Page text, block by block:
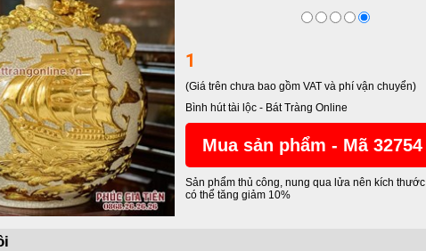
1
(Giá trên chưa bao gồm VAT và phí vận chuyển)
Bình hút tài lộc - Bát Tràng Online
Mua sản phẩm - Mã 32754
Sản phẩm thủ công, nung qua lửa nên kích thước
có thể tăng giảm 10%